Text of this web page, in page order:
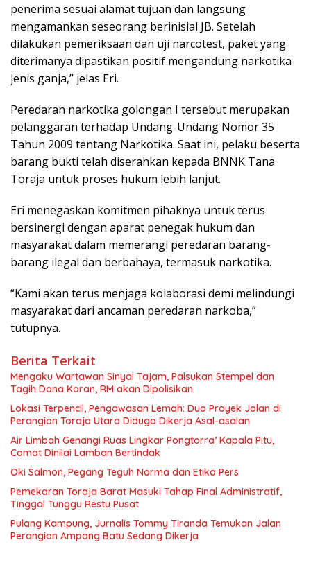
penerima sesuai alamat tujuan dan langsung
mengamankan seseorang berinisial JB. Setelah
dilakukan pemeriksaan dan uji narcotest, paket yang
diterimanya dipastikan positif mengandung narkotika
jenis ganja,” jelas Eri.
Peredaran narkotika golongan I tersebut merupakan
pelanggaran terhadap Undang-Undang Nomor 35
Tahun 2009 tentang Narkotika. Saat ini, pelaku beserta
barang bukti telah diserahkan kepada BNNK Tana
Toraja untuk proses hukum lebih lanjut.
Eri menegaskan komitmen pihaknya untuk terus
bersinergi dengan aparat penegak hukum dan
masyarakat dalam memerangi peredaran barang-
barang ilegal dan berbahaya, termasuk narkotika.
“Kami akan terus menjaga kolaborasi demi melindungi
masyarakat dari ancaman peredaran narkoba,”
tutupnya.
Berita Terkait
Mengaku Wartawan Sinyal Tajam, Palsukan Stempel dan
Tagih Dana Koran, RM akan Dipolisikan
Lokasi Terpencil, Pengawasan Lemah: Dua Proyek Jalan di
Perangian Toraja Utara Diduga Dikerja Asal-asalan
Air Limbah Genangi Ruas Lingkar Pongtorra’ Kapala Pitu,
Camat Dinilai Lamban Bertindak
Oki Salmon, Pegang Teguh Norma dan Etika Pers
Pemekaran Toraja Barat Masuki Tahap Final Administratif,
Tinggal Tunggu Restu Pusat
Pulang Kampung, Jurnalis Tommy Tiranda Temukan Jalan
Perangian Ampang Batu Sedang Dikerja